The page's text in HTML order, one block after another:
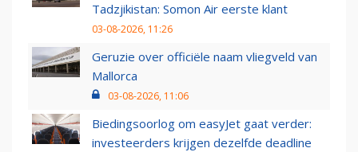
Tadzjikistan: Somon Air eerste klant
03-08-2026, 11:26
Geruzie over officiële naam vliegveld van
Mallorca
03-08-2026, 11:06
Biedingsoorlog om easyJet gaat verder:
investeerders krijgen dezelfde deadline